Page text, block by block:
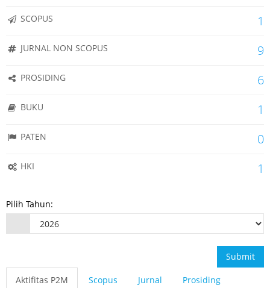
SCOPUS 1
JURNAL NON SCOPUS 9
PROSIDING 6
BUKU 1
PATEN 0
HKI 1
Pilih Tahun:
Submit
Aktifitas P2M Scopus Jurnal Prosiding